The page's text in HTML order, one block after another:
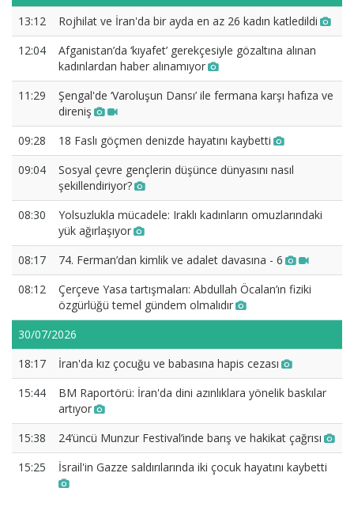
13:12
Rojhilat ve İran'da bir ayda en az 26 kadın katledildi
12:04
Afganistan’da ‘kıyafet’ gerekçesiyle gözaltına alınan
kadınlardan haber alınamıyor
11:29
Şengal'de ‘Varoluşun Dansı’ ile fermana karşı hafıza ve
direniş
09:28
18 Faslı göçmen denizde hayatını kaybetti
09:04
Sosyal çevre gençlerin düşünce dünyasını nasıl
şekillendiriyor?
08:30
Yolsuzlukla mücadele: Iraklı kadınların omuzlarındaki
yük ağırlaşıyor
08:17
74. Ferman’dan kimlik ve adalet davasına - 6
08:12
Çerçeve Yasa tartışmaları: Abdullah Öcalan’ın fiziki
özgürlüğü temel gündem olmalıdır
30/07/2026
18:17
İran'da kız çocuğu ve babasına hapis cezası
15:44
BM Raportörü: İran'da dini azınlıklara yönelik baskılar
artıyor
15:38
24’üncü Munzur Festival’inde barış ve hakikat çağrısı
15:25
İsrail'in Gazze saldırılarında iki çocuk hayatını kaybetti